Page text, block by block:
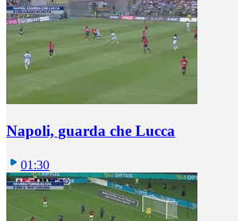
Napoli, guarda che Lucca
01:30